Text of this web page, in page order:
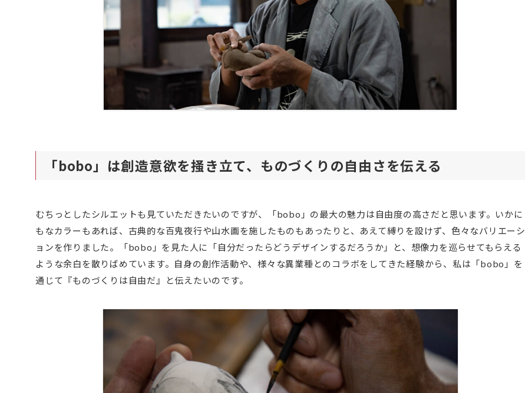
「bobo」は創造意欲を掻き立て、ものづくりの自由さを伝える
むちっとしたシルエットも見ていただきたいのですが、「bobo」の最大の魅力は自由度の高さだと思います。いかに
もなカラーもあれば、古典的な百鬼夜行や山水画を施したものもあったりと、あえて縛りを設けず、色々なバリエーシ
ョンを作りました。「bobo」を見た人に「自分だったらどうデザインするだろうか」と、想像力を巡らせてもらえる
ような余白を散りばめています。自身の創作活動や、様々な異業種とのコラボをしてきた経験から、私は「bobo」を
通じて『ものづくりは自由だ』と伝えたいのです。